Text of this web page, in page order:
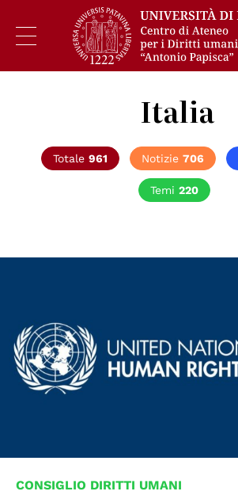
Italia
Totale 961 Notizie 706
Temi 220
CONSIGLIO DIRITTI UMANI